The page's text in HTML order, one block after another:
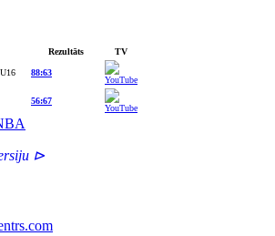
Rezultāts TV
88:63
56:67
⊳